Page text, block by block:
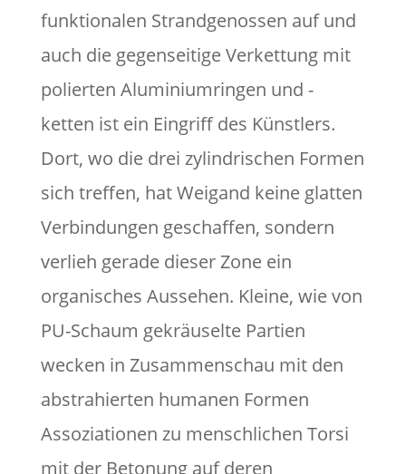
funktionalen Strandgenossen auf und
auch die gegenseitige Verkettung mit
polierten Aluminiumringen und -
ketten ist ein Eingriff des Künstlers.
Dort, wo die drei zylindrischen Formen
sich treffen, hat Weigand keine glatten
Verbindungen geschaffen, sondern
verlieh gerade dieser Zone ein
organisches Aussehen. Kleine, wie von
PU-Schaum gekräuselte Partien
wecken in Zusammenschau mit den
abstrahierten humanen Formen
Assoziationen zu menschlichen Torsi
mit der Betonung auf deren